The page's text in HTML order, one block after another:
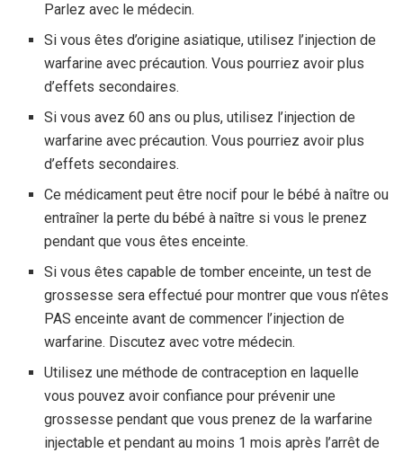
Parlez avec le médecin.
Si vous êtes d’origine asiatique, utilisez l’injection de
warfarine avec précaution. Vous pourriez avoir plus
d’effets secondaires.
Si vous avez 60 ans ou plus, utilisez l’injection de
warfarine avec précaution. Vous pourriez avoir plus
d’effets secondaires.
Ce médicament peut être nocif pour le bébé à naître ou
entraîner la perte du bébé à naître si vous le prenez
pendant que vous êtes enceinte.
Si vous êtes capable de tomber enceinte, un test de
grossesse sera effectué pour montrer que vous n’êtes
PAS enceinte avant de commencer l’injection de
warfarine. Discutez avec votre médecin.
Utilisez une méthode de contraception en laquelle
vous pouvez avoir confiance pour prévenir une
grossesse pendant que vous prenez de la warfarine
injectable et pendant au moins 1 mois après l’arrêt de